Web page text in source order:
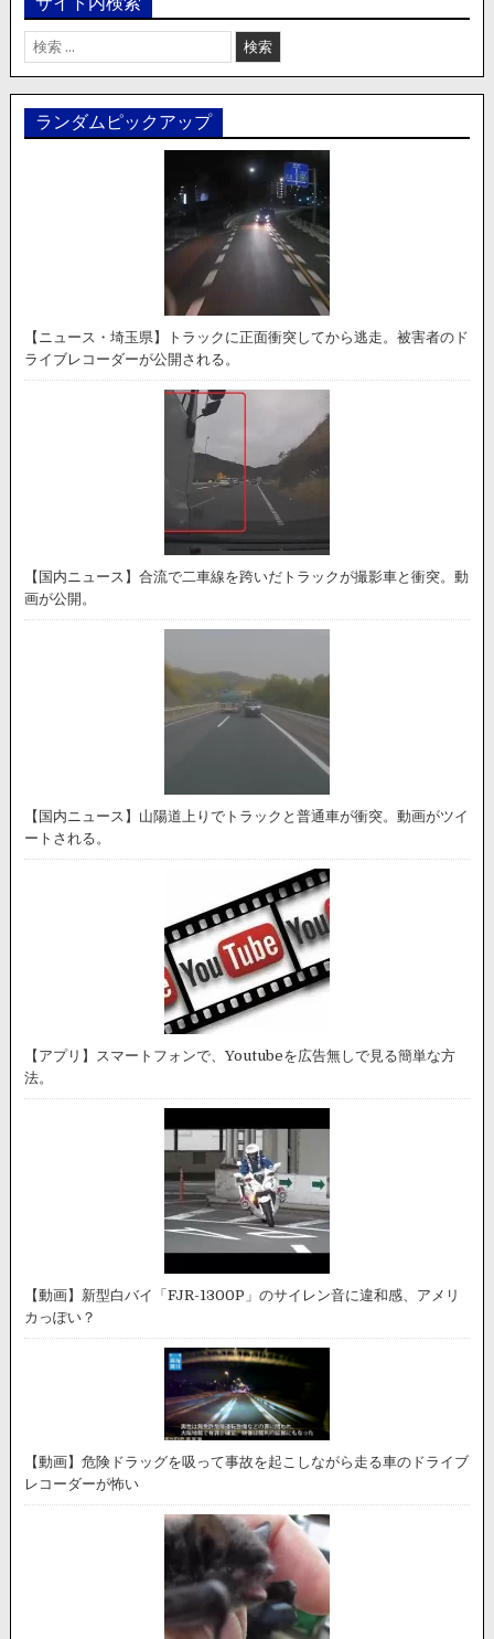
検
索:
ランダムピックアップ
【ニュース・埼玉県】トラックに正面衝突してから逃走。被害者のド
ライブレコーダーが公開される。
【国内ニュース】合流で二車線を跨いだトラックが撮影車と衝突。動
画が公開。
【国内ニュース】山陽道上りでトラックと普通車が衝突。動画がツイ
ートされる。
【アプリ】スマートフォンで、Youtubeを広告無しで見る簡単な方
法。
【動画】新型白バイ「FJR-1300P」のサイレン音に違和感、アメリ
カっぽい？
【動画】危険ドラッグを吸って事故を起こしながら走る車のドライブ
レコーダーが怖い